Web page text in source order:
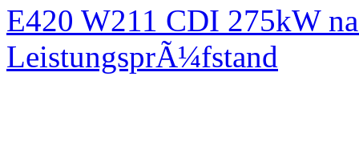
E420 W211 CDI 275kW
LeistungsprÃ¼fstand